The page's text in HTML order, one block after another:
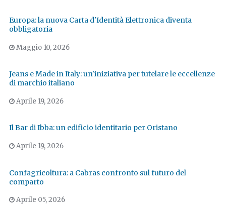
Europa: la nuova Carta d'Identità Elettronica diventa
obbligatoria
Maggio 10, 2026
Jeans e Made in Italy: un'iniziativa per tutelare le eccellenze
di marchio italiano
Aprile 19, 2026
Il Bar di Ibba: un edificio identitario per Oristano
Aprile 19, 2026
Confagricoltura: a Cabras confronto sul futuro del
comparto
Aprile 05, 2026